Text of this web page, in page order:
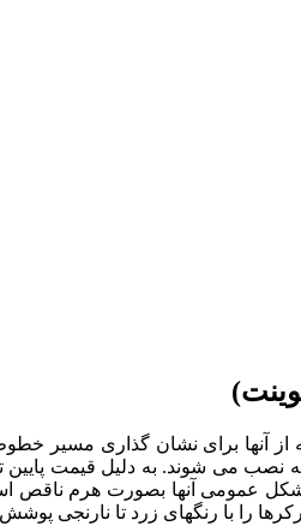
آنها برای نشان گذاری مسیر
می شوند. به دلیل قیمت پایین
عمومی آنها بصورت هرم ناقص است
را با رنگهای زرد تا نارنجی